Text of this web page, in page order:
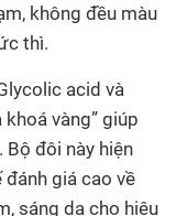
không đều màu
thì.
acid và
vàng” giúp
Bộ đôi này hiện
giá cao về
sáng da cho hiệu